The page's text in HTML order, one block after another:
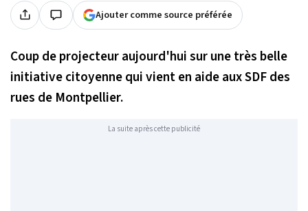
Ajouter comme source préférée
Coup de projecteur aujourd'hui sur une très belle
initiative citoyenne qui vient en aide aux SDF des
rues de Montpellier.
La suite après cette publicité